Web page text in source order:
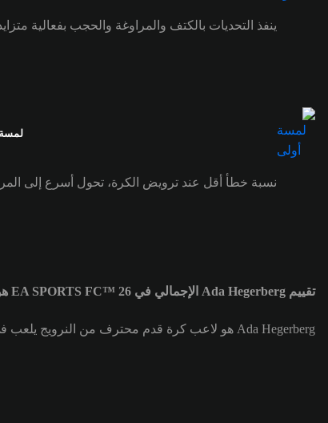
ينفذ التحديات بالكتف والمراوغة والحجب بفعالية
نسبة خطأ أقل عند ترويض الكرة، تحول أسرع إلى
تقييم Ada Hegerberg الإجمالي في EA SPORTS FC™ 26 هو 87
Ada Hegerberg هو لاعب كرة قدم محترف من النرويج يلعب في مركز هداف (ST) لصالح فريق OL Lyonnes. تقييم Ada Hegerberg الإجمالي هو 87.